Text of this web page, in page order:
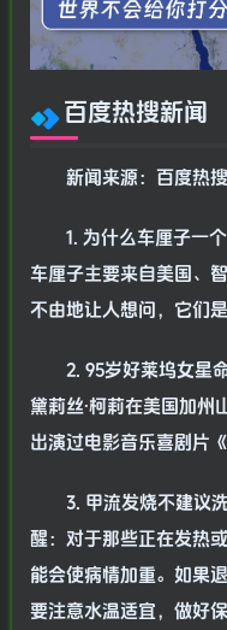
百度热搜新闻
新闻来源：百度热
1. 为什么车厘子一
车厘子主要来自美国、
不由地让人想问，它们
2. 95岁好莱坞女星
黛莉丝·柯莉在美国加州
出演过电影音乐喜剧片
3. 甲流发烧不建议
醒：对于那些正在发热
能会使病情加重。如果
要注意水温适宜，做好保